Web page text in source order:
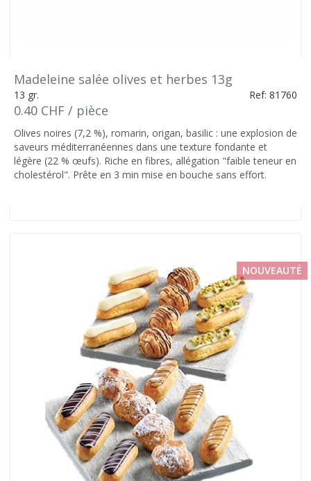
Madeleine salée olives et herbes 13g
13 gr. Ref: 81760
0.40 CHF / pièce
Olives noires (7,2 %), romarin, origan, basilic : une explosion de
saveurs méditerranéennes dans une texture fondante et
légère (22 % œufs). Riche en fibres, allégation "faible teneur en
cholestérol". Prête en 3 min mise en bouche sans effort.
NOUVEAUTÉ